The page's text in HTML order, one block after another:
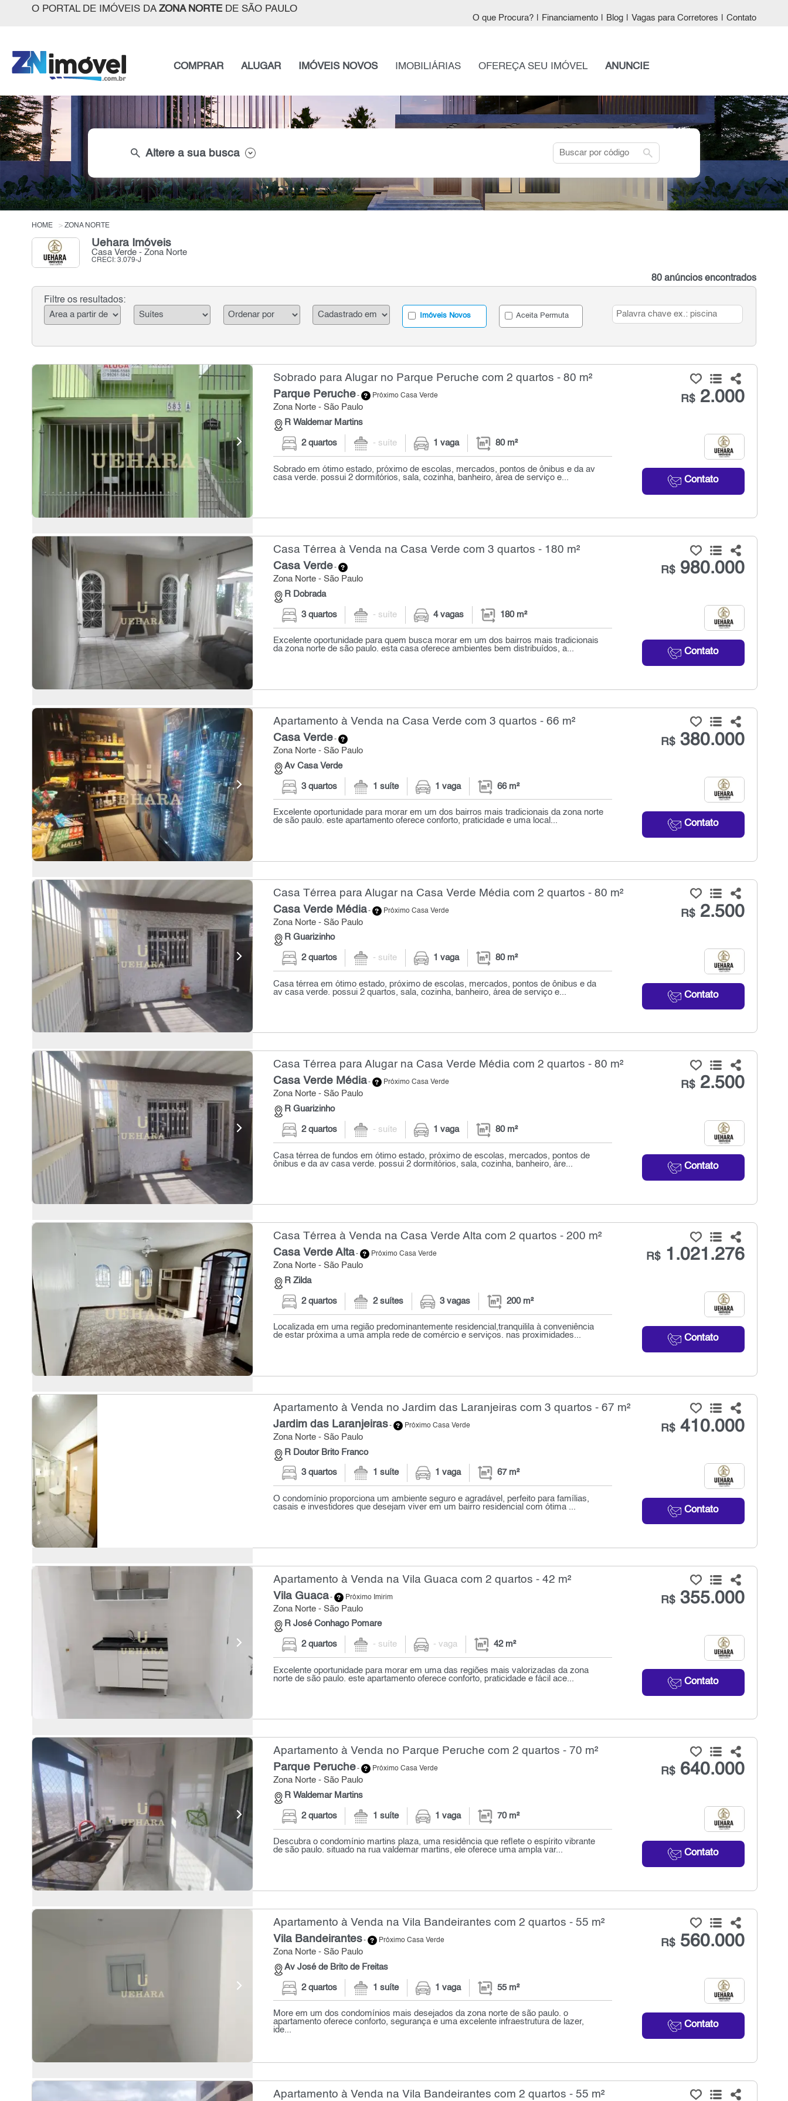
O PORTAL DE IMÓVEIS DA ZONA NORTEDE SÃO PAULO
O que Procura? Financiamento Blog Vagas para Corretores Contato
COMPRAR ALUGAR IMÓVEIS NOVOS IMOBILIÁRIAS OFEREÇA SEU IMÓVEL ANUNCIE
search Altere a sua busca search
HOME ZONA NORTE
Uehara Imóveis
Casa Verde - Zona Norte
CRECI: 3.079-J
80 anúncios encontrados
Filtre os resultados:
Imóveis Novos Aceita Permuta
Sobrado para Alugar no Parque Peruche com 2 quartos - 80 m²
Parque Peruche- Próximo Casa Verde
Zona Norte - São Paulo
R Waldemar Martins
R$2.000
Contato
2 quartos - suíte 1 vaga 80 m²
Sobrado em ótimo estado, próximo de escolas, mercados, pontos de ônibus e da av
casa verde. possui 2 dormitórios, sala, cozinha, banheiro, área de serviço e...
Casa Térrea à Venda na Casa Verde com 3 quartos - 180 m²
Casa Verde-
Zona Norte - São Paulo
R Dobrada
R$980.000
Contato
3 quartos - suíte 4 vagas 180 m²
Excelente oportunidade para quem busca morar em um dos bairros mais tradicionais
da zona norte de são paulo. esta casa oferece ambientes bem distribuídos, a...
Apartamento à Venda na Casa Verde com 3 quartos - 66 m²
Casa Verde-
Zona Norte - São Paulo
Av Casa Verde
R$380.000
Contato
3 quartos 1 suíte 1 vaga 66 m²
Excelente oportunidade para morar em um dos bairros mais tradicionais da zona norte
de são paulo. este apartamento oferece conforto, praticidade e uma local...
Casa Térrea para Alugar na Casa Verde Média com 2 quartos - 80 m²
Casa Verde Média- Próximo Casa Verde
Zona Norte - São Paulo
R Guarizinho
R$2.500
Contato
2 quartos - suíte 1 vaga 80 m²
Casa térrea em ótimo estado, próximo de escolas, mercados, pontos de ônibus e da
av casa verde. possui 2 quartos, sala, cozinha, banheiro, área de serviço e...
Casa Térrea para Alugar na Casa Verde Média com 2 quartos - 80 m²
Casa Verde Média- Próximo Casa Verde
Zona Norte - São Paulo
R Guarizinho
R$2.500
Contato
2 quartos - suíte 1 vaga 80 m²
Casa térrea de fundos em ótimo estado, próximo de escolas, mercados, pontos de
ônibus e da av casa verde. possui 2 dormitórios, sala, cozinha, banheiro, áre...
Casa Térrea à Venda na Casa Verde Alta com 2 quartos - 200 m²
Casa Verde Alta- Próximo Casa Verde
Zona Norte - São Paulo
R Zilda
R$1.021.276
Contato
2 quartos 2 suítes 3 vagas 200 m²
Localizada em uma região predominantemente residencial,tranquilila à conveniência
de estar próxima a uma ampla rede de comércio e serviços. nas proximidades...
Apartamento à Venda no Jardim das Laranjeiras com 3 quartos - 67 m²
Jardim das Laranjeiras- Próximo Casa Verde
Zona Norte - São Paulo
R Doutor Brito Franco
R$410.000
Contato
3 quartos 1 suíte 1 vaga 67 m²
O condomínio proporciona um ambiente seguro e agradável, perfeito para famílias,
casais e investidores que desejam viver em um bairro residencial com ótima ...
Apartamento à Venda na Vila Guaca com 2 quartos - 42 m²
Vila Guaca- Próximo Imirim
Zona Norte - São Paulo
R José Conhago Pomare
R$355.000
Contato
2 quartos - suíte - vaga 42 m²
Excelente oportunidade para morar em uma das regiões mais valorizadas da zona
norte de são paulo. este apartamento oferece conforto, praticidade e fácil ace...
Apartamento à Venda no Parque Peruche com 2 quartos - 70 m²
Parque Peruche- Próximo Casa Verde
Zona Norte - São Paulo
R Waldemar Martins
R$640.000
Contato
2 quartos 1 suíte 1 vaga 70 m²
Descubra o condomínio martins plaza, uma residência que reflete o espírito vibrante
de são paulo. situado na rua valdemar martins, ele oferece uma ampla var...
Apartamento à Venda na Vila Bandeirantes com 2 quartos - 55 m²
Vila Bandeirantes- Próximo Casa Verde
Zona Norte - São Paulo
Av José de Brito de Freitas
R$560.000
Contato
2 quartos 1 suíte 1 vaga 55 m²
More em um dos condomínios mais desejados da zona norte de são paulo. o
apartamento oferece conforto, segurança e uma excelente infraestrutura de lazer,
ide...
Apartamento à Venda na Vila Bandeirantes com 2 quartos - 55 m²